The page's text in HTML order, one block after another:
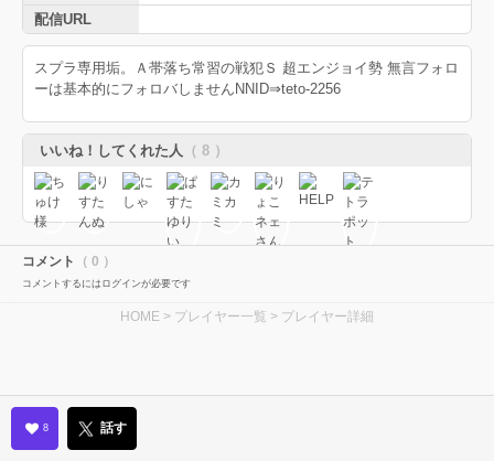
配信URL
スプラ専用垢。Ａ帯落ち常習の戦犯Ｓ 超エンジョイ勢 無言フォロ
ーは基本的にフォロバしませんNNID⇒teto-2256
いいね！してくれた人 （ 8 ）
コメント （ 0 ）
コメントするにはログインが必要です
HOME > プレイヤー一覧 > プレイヤー詳細
8 話す